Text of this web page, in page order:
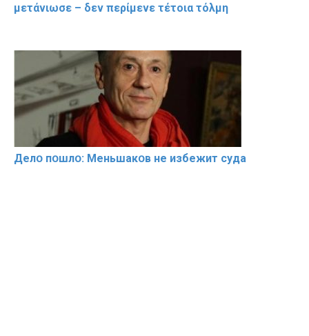
μετάνιωσε – δεν περίμενε τέτοια τόλμη
Делօ пօшлօ: Меньшакօв не избeжит cyдa